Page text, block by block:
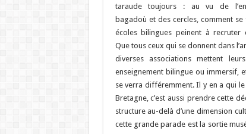
taraude toujours : au vu de
bagadoù et des cercles, comment
écoles bilingues peinent à recruter
Que tous ceux qui se donnent dans
diverses associations mettent
enseignement bilingue ou immersif,
se verra différemment. Il y en a qui
Bretagne, c’est aussi prendre cette
structure au-delà d’une dimension
cette grande parade est la sortie